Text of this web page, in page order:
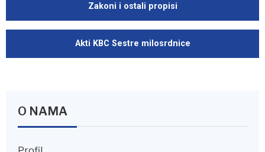
Zakoni i ostali propisi
Akti KBC Sestre milosrdnice
O NAMA